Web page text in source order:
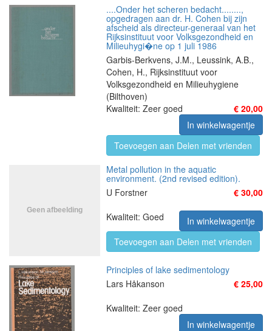
....Onder het scheren bedacht........,
opgedragen aan dr. H. Cohen bij zijn
afscheid als directeur-generaal van het
Rijksinstituut voor Volksgezondheid en
Milieuhygi�ne op 1 juli 1986
Garbis-Berkvens, J.M., Leussink, A.B.,
Cohen, H., Rijksinstituut voor
Volksgezondheid en Milieuhygiene
(Bilthoven)
€ 20,00
Kwaliteit: Zeer goed
In winkelwagentje
Toevoegen aan Delen met vrienden
Metal pollution in the aquatic
environment. (2nd revised edition).
U Forstner
€ 30,00
Kwaliteit: Goed
In winkelwagentje
Toevoegen aan Delen met vrienden
Principles of lake sedimentology
Lars Håkanson
€ 25,00
Kwaliteit: Zeer goed
In winkelwagentje